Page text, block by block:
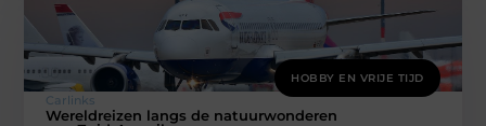
HOBBY EN VRIJE TIJD
Carlinks
Wereldreizen langs de natuurwonderen